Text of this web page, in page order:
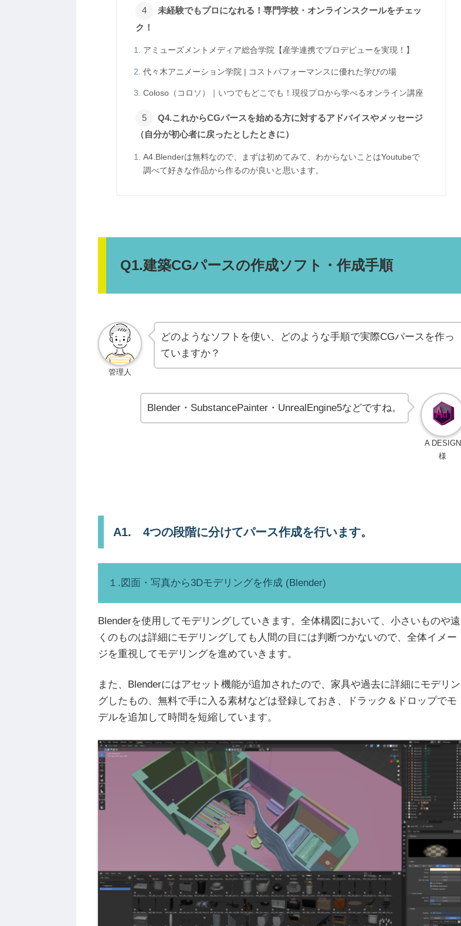
未経験でもプロになれる！専門学校・オンラインスクールをチェッ
ク！
アミューズメントメディア総合学院【産学連携でプロデビューを実現！】
代々木アニメーション学院 | コストパフォーマンスに優れた学びの場
Coloso（コロソ）｜いつでもどこでも！現役プロから学べるオンライン講座
Q4.これからCGパースを始める方に対するアドバイスやメッセージ
（自分が初心者に戻ったとしたときに）
A4.Blenderは無料なので、まずは初めてみて、わからないことはYoutubeで
調べて好きな作品から作るのが良いと思います。
Q1.建築CGパースの作成ソフト・作成手順
管理人
どのようなソフトを使い、どのような手順で実際CGパースを作っ
ていますか？
A DESIGN
様
Blender・SubstancePainter・UnrealEngine5などですね。
A1. 4つの段階に分けてパース作成を行います。
１.図面・写真から3Dモデリングを作成 (Blender)
Blenderを使用してモデリングしていきます。全体構図において、小さいものや遠
くのものは詳細にモデリングしても人間の目には判断つかないので、全体イメー
ジを重視してモデリングを進めていきます。
また、Blenderにはアセット機能が追加されたので、家具や過去に詳細にモデリン
グしたもの、無料で手に入る素材などは登録しておき、ドラック＆ドロップでモ
デルを追加して時間を短縮しています。